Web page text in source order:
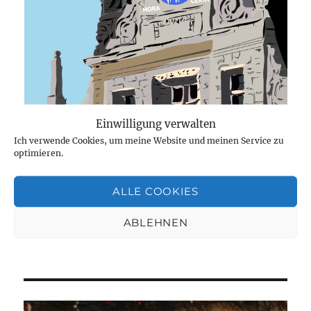
Einwilligung verwalten
Ich verwende Cookies, um meine Website und meinen Service zu
optimieren.
ALLE COOKIES
ABLEHNEN
Software "Elder Live Calculator" ,Spruch an der Leipziger
–